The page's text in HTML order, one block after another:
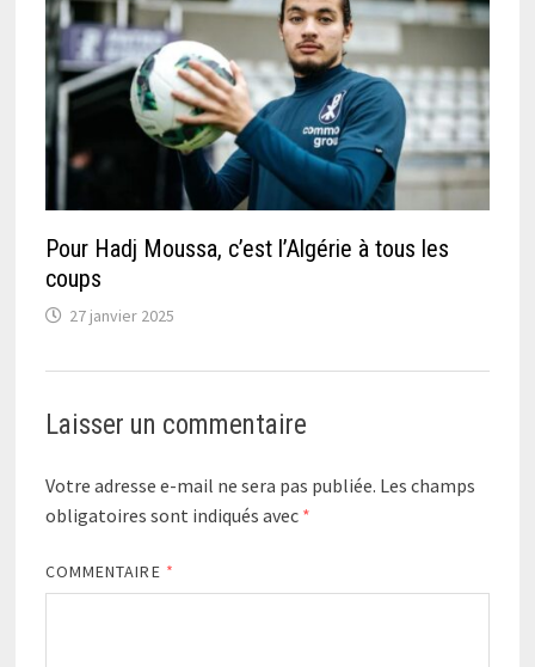
Pour Hadj Moussa, c’est l’Algérie à tous les
coups
27 janvier 2025
Laisser un commentaire
Votre adresse e-mail ne sera pas publiée. Les champs
obligatoires sont indiqués avec *
COMMENTAIRE *